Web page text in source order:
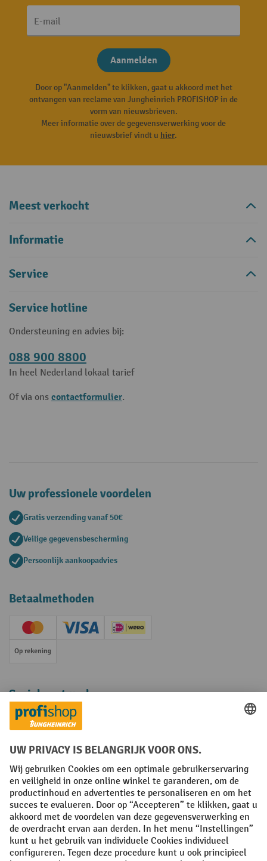
E-mail
Aanmelden
Door op "Aanmelden" te klikken, gaat u akkoord met het
ontvangen van reclame van Jungheinrich PROFISHOP in de
vorm van nieuwsbrieven.
Meer informatie over de gegevensverwerking voor de
nieuwsbrief vindt u hier.
Meest verkocht
Informatie
Service
Service hotline
Ondersteuning en advies bij:
088 900 8800
In heel Nederland lokaal tarief
Of via ons contactformulier.
Uw professionele voordelen
Gratis verzending vanaf 50€
Veilige gegevensbescherming
Persoonlijk aankoopadvies
Betaalmethoden
Creditcard (Master)Creditcard (Visa)iDEAL | Wero
Op rekening
Sociale netwerken
Facebook
YouTube
LinkedInInstagram
Algemene leveringsvoorwaarden Copyright
Privacyverklaring Privacy Instellingen
All prices excl. VAT plusshipping costs and possible delivery charges,
if not stated otherwise.